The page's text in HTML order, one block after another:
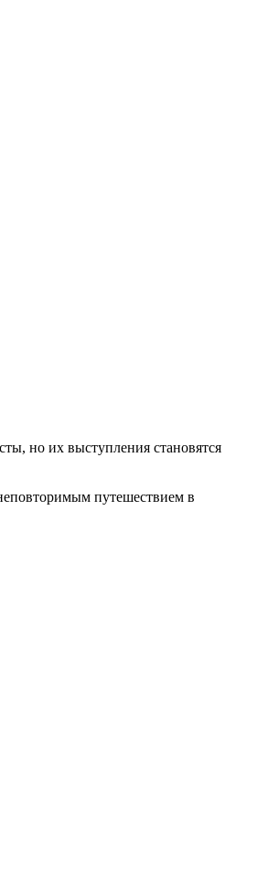
но их выступления становятся
путешествием в